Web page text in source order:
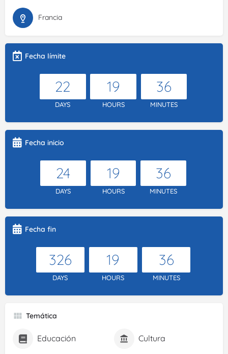
Francia
Fecha límite
22
DAYS
19
HOURS
36
MINUTES
Fecha inicio
24
DAYS
19
HOURS
36
MINUTES
Fecha fin
326
DAYS
19
HOURS
36
MINUTES
Temática
Educación Cultura